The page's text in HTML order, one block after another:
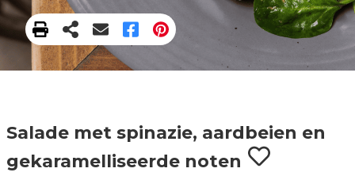
Salade met spinazie, aardbeien en
gekaramelliseerde noten